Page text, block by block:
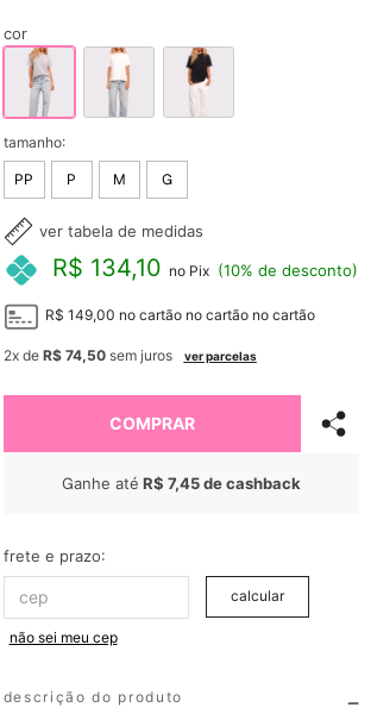
cor
tamanho:
PP P M G
ver tabela de medidas
R$ 134,10 no Pix (10% de desconto)
R$ 149,00 no cartãono cartãono cartão
2xde R$ 74,50sem juros ver parcelas
COMPRAR
Ganhe até R$ 7,45de cashback
frete e prazo:
calcular
não sei meu cep
descrição do produto